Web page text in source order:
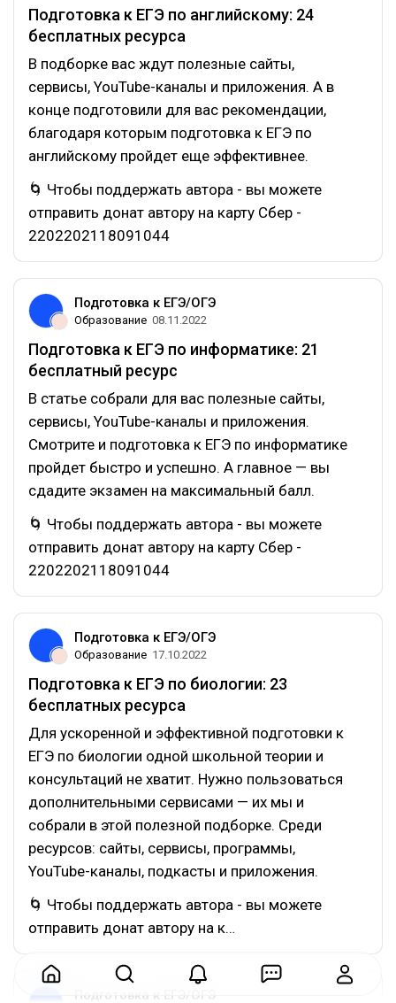
Подготовка к ЕГЭ по английскому: 24
бесплатных ресурса
В подборке вас ждут полезные сайты,
сервисы, YouTube-каналы и приложения. А в
конце подготовили для вас рекомендации,
благодаря которым подготовка к ЕГЭ по
английскому пройдет еще эффективнее.
🌀 Чтобы поддержать автора - вы можете
отправить донат автору на карту Сбер -
2202202118091044
Подготовка к ЕГЭ/ОГЭ
Образование 08.11.2022
Подготовка к ЕГЭ по информатике: 21
бесплатный ресурс
В статье собрали для вас полезные сайты,
сервисы, YouTube-каналы и приложения.
Смотрите и подготовка к ЕГЭ по информатике
пройдет быстро и успешно. А главное — вы
сдадите экзамен на максимальный балл.
🌀 Чтобы поддержать автора - вы можете
отправить донат автору на карту Сбер -
2202202118091044
Подготовка к ЕГЭ/ОГЭ
Образование 17.10.2022
Подготовка к ЕГЭ по биологии: 23
бесплатных ресурса
Для ускоренной и эффективной подготовки к
ЕГЭ по биологии одной школьной теории и
консультаций не хватит. Нужно пользоваться
дополнительными сервисами — их мы и
собрали в этой полезной подборке. Среди
ресурсов: сайты, сервисы, программы,
YouTube-каналы, подкасты и приложения.
🌀 Чтобы поддержать автора - вы можете
отправить донат автору на к…
Подготовка к ЕГЭ/ОГЭ